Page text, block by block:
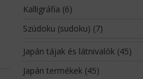
Kalligráfia (6)
Szúdoku (sudoku) (7)
Japán tájak és látnivalók(45)
Japán termékek(45)